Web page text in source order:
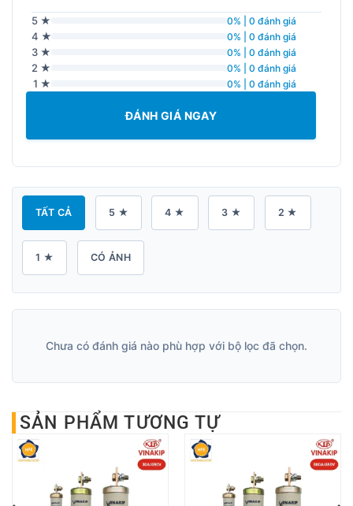
5 ★ 0% | 0 đánh giá
4 ★ 0% | 0 đánh giá
3 ★ 0% | 0 đánh giá
2 ★ 0% | 0 đánh giá
1 ★ 0% | 0 đánh giá
ĐÁNH GIÁ NGAY
TẤT CẢ 5 ★ 4 ★ 3 ★ 2 ★
1 ★ CÓ ẢNH
Chưa có đánh giá nào phù hợp với bộ lọc đã chọn.
SẢN PHẨM TƯƠNG TỰ